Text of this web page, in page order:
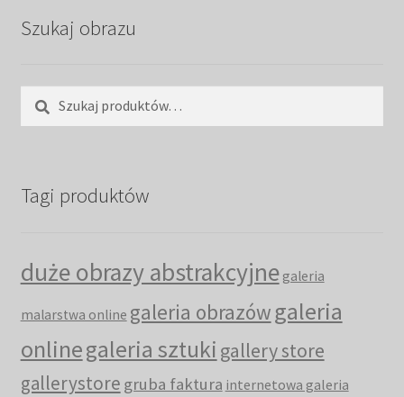
Szukaj obrazu
Tagi produktów
duże obrazy abstrakcyjne galeria
malarstwa online galeria obrazów galeria
onlinegaleria sztuki gallery store
gallerystore gruba faktura internetowa galeria